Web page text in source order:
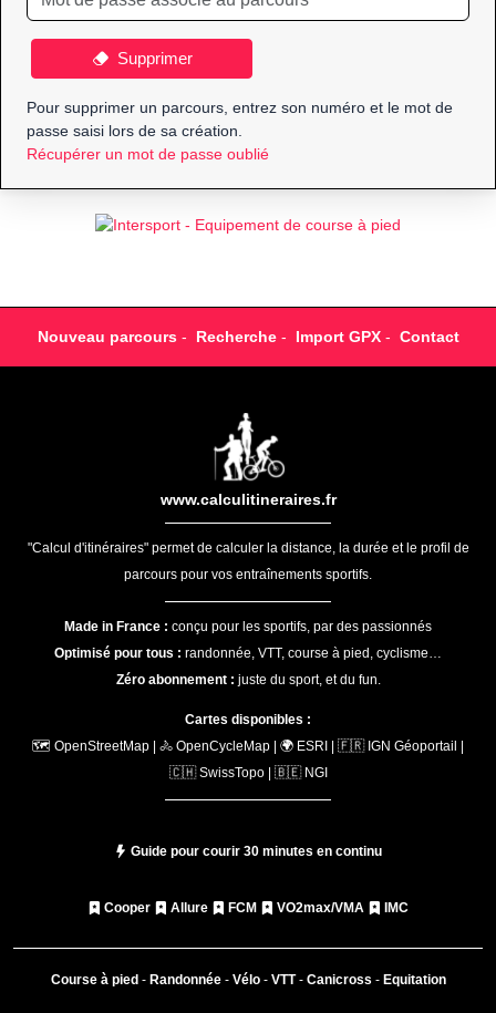
Supprimer
Pour supprimer un parcours, entrez son numéro et le mot de
passe saisi lors de sa création.
Récupérer un mot de passe oublié
Nouveau parcours- Recherche- Import GPX- Contact
www.calculitineraires.fr
"Calcul d'itinéraires" permet de calculer la distance, la durée et le profil de
parcours pour vos entraînements sportifs.
Made in France : conçu pour les sportifs, par des passionnés
Optimisé pour tous : randonnée, VTT, course à pied, cyclisme…
Zéro abonnement : juste du sport, et du fun.
Cartes disponibles :
🗺️ OpenStreetMap | 🚴 OpenCycleMap | 🌍 ESRI | 🇫🇷 IGN Géoportail |
🇨🇭 SwissTopo | 🇧🇪 NGI
Guide pour courir 30 minutes en continu
Cooper Allure FCM VO2max/VMA IMC
Course à pied - Randonnée- Vélo- VTT- Canicross - Equitation